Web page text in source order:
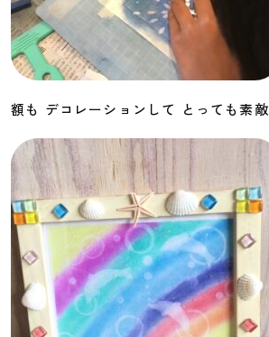
額も デコレーションして とっても素敵